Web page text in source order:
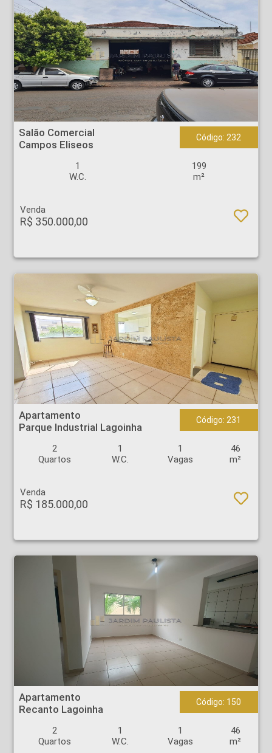
Salão Comercial - Campos Eliseos - Ribeirão Preto
Salão Comercial
Campos Eliseos
Código: 232
1
W.C.
199
m²
Venda
R$ 350.000,00
Apartamento - Parque Industrial Lagoinha - Ribeirão Preto
Apartamento
Parque Industrial Lagoinha
Código: 231
2
Quartos
1
W.C.
1
Vagas
46
m²
Venda
R$ 185.000,00
Apartamento - Recanto Lagoinha - Ribeirão Preto
Apartamento
Recanto Lagoinha
Código: 150
2
Quartos
1
W.C.
1
Vagas
46
m²